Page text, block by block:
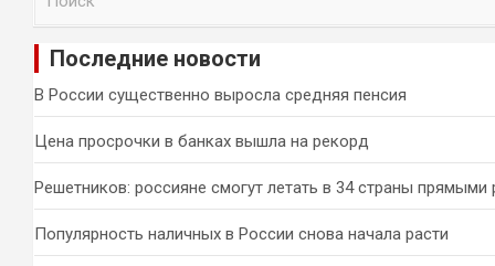
и
Последние новости
В России существенно выросла средняя пенсия
Цена просрочки в банках вышла на рекорд
Решетников: россияне смогут летать в 34 страны прямыми
Популярность наличных в России снова начала расти